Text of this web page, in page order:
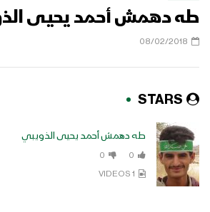
طه دهمش أحمد يحيى
08/02/2018
STARS
طه دهمش أحمد يحيى الذويبي
0
0
1 VIDEOS